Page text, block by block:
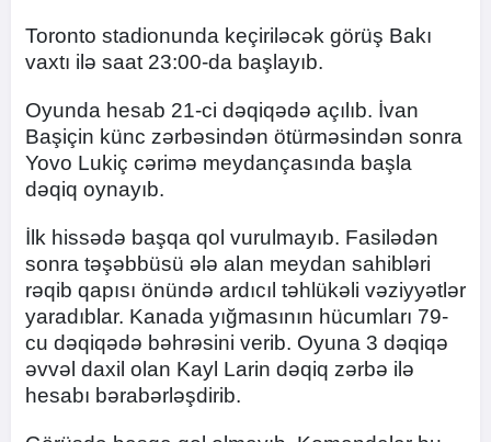
Toronto stadionunda keçiriləcək görüş Bakı
vaxtı ilə saat 23:00-da başlayıb.
Oyunda hesab 21-ci dəqiqədə açılıb. İvan
Başiçin künc zərbəsindən ötürməsindən sonra
Yovo Lukiç cərimə meydançasında başla
dəqiq oynayıb.
İlk hissədə başqa qol vurulmayıb. Fasilədən
sonra təşəbbüsü ələ alan meydan sahibləri
rəqib qapısı önündə ardıcıl təhlükəli vəziyyətlər
yaradıblar. Kanada yığmasının hücumları 79-
cu dəqiqədə bəhrəsini verib. Oyuna 3 dəqiqə
əvvəl daxil olan Kayl Larin dəqiq zərbə ilə
hesabı bərabərləşdirib.